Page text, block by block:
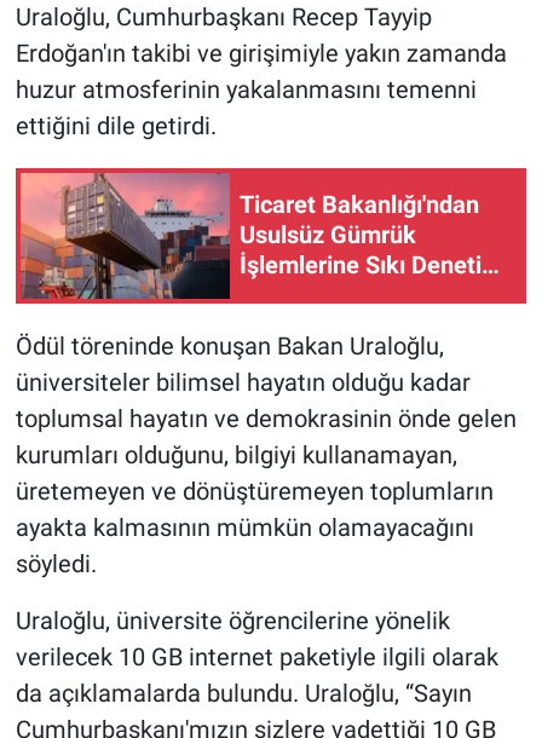
Uraloğlu, Cumhurbaşkanı Recep Tayyip
Erdoğan'ın takibi ve girişimiyle yakın zamanda
huzur atmosferinin yakalanmasını temenni
ettiğini dile getirdi.
Ticaret Bakanlığı'ndan
Usulsüz Gümrük
İşlemlerine Sıkı Denetim!
Ödül töreninde konuşan Bakan Uraloğlu,
üniversiteler bilimsel hayatın olduğu kadar
toplumsal hayatın ve demokrasinin önde gelen
kurumları olduğunu, bilgiyi kullanamayan,
üretemeyen ve dönüştüremeyen toplumların
ayakta kalmasının mümkün olamayacağını
söyledi.
Uraloğlu, üniversite öğrencilerine yönelik
verilecek 10 GB internet paketiyle ilgili olarak
da açıklamalarda bulundu. Uraloğlu, “Sayın
Cumhurbaşkanı'mızın sizlere vadettiği 10 GB